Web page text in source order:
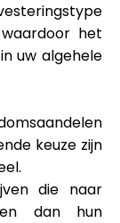
het
uw algehele
keuze zijn
die naar
dan hun